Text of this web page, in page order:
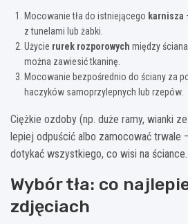
Mocowanie tła do istniejącego karnisza
z tunelami lub żabki.
Użycie rurek rozporowych między
można zawiesić tkaninę.
Mocowanie bezpośrednio do ściany za
haczyków samoprzylepnych lub rzepów.
Ciężkie ozdoby (np. duże ramy, wianki
lepiej odpuścić albo zamocować trwale
dotykać wszystkiego, co wisi na ściance.
Wybór tła: co
zdjęciach